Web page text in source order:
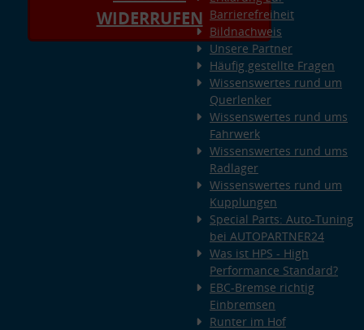
WIDERRUFEN Barrierefreiheit
Bildnachweis
Unsere Partner
Häufig gestellte Fragen
Wissenswertes rund um
Querlenker
Wissenswertes rund ums
Fahrwerk
Wissenswertes rund ums
Radlager
Wissenswertes rund um
Kupplungen
Special Parts: Auto-Tuning
bei AUTOPARTNER24
Was ist HPS - High
Performance Standard?
EBC-Bremse richtig
Einbremsen
Runter im Hof